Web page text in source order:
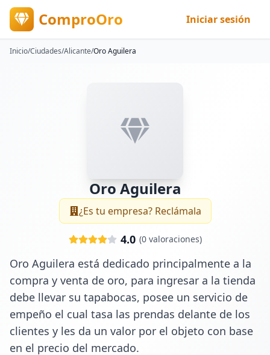
ComproOro Iniciar sesión
Inicio/Ciudades/Alicante/Oro Aguilera
Oro Aguilera
¿Es tu empresa? Reclámala
4.0 (0valoraciones)
Oro Aguilera está dedicado principalmente a la
compra y venta de oro, para ingresar a la tienda
debe llevar su tapabocas, posee un servicio de
empeño el cual tasa las prendas delante de los
clientes y les da un valor por el objeto con base
en el precio del mercado.